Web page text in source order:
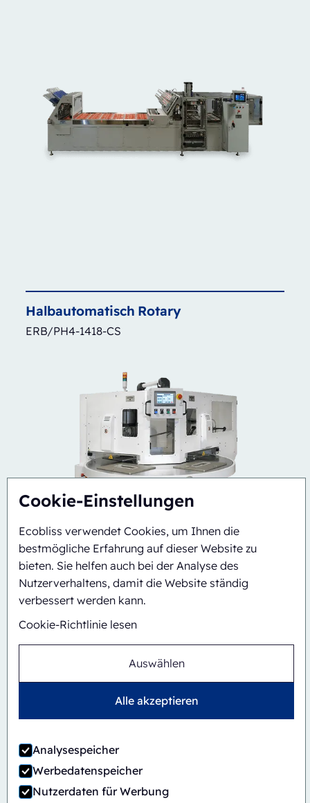
Cookie-Einstellungen
Ecobliss verwendet Cookies, um Ihnen die
bestmögliche Erfahrung auf dieser Website zu
bieten. Sie helfen auch bei der Analyse des
Nutzerverhaltens, damit die Website ständig
verbessert werden kann.
Cookie-Richtlinie lesen
Auswählen
Alle akzeptieren
Analysespeicher
Werbedatenspeicher
Nutzerdaten für Werbung
Halbautomatisch Rotary
ERB/PH4-1418-CS
Inline